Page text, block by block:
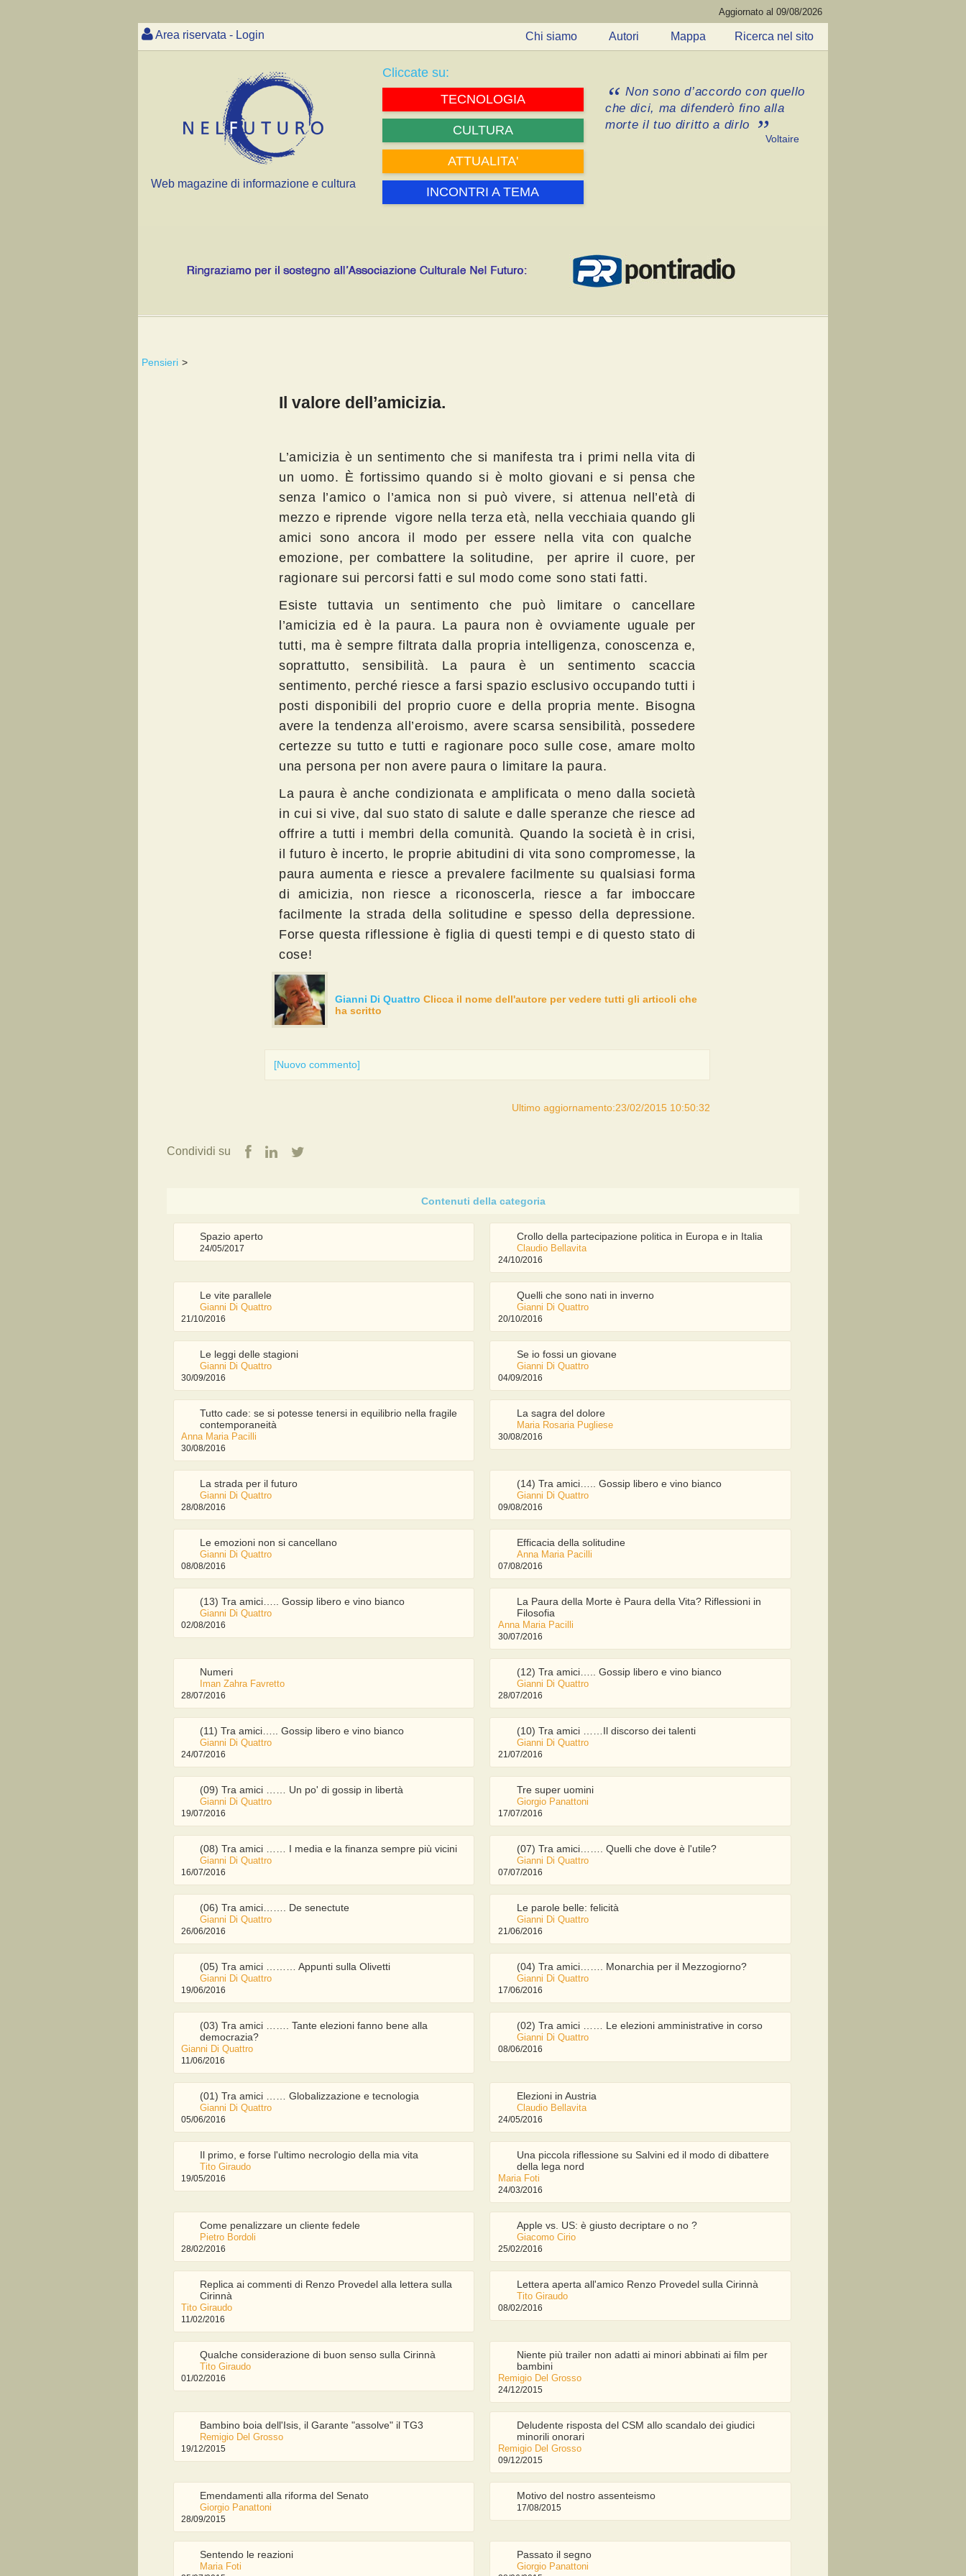
Aggiornato al 09/08/2026
Area riservata - Login Chi siamo Autori Mappa Ricerca nel sito
Web magazine di informazione e cultura
Cliccate su:
TECNOLOGIA
CULTURA
ATTUALITA'
INCONTRI A TEMA
Non sono d’accordo con quello
che dici, ma difenderò fino alla
morte il tuo diritto a dirlo
Voltaire
Pensieri >
Il valore dell’amicizia.
L’amicizia è un sentimento che si manifesta tra i primi nella vita di
un uomo. È fortissimo quando si è molto giovani e si pensa che
senza l’amico o l’amica non si può vivere, si attenua nell’età di
mezzo e riprende vigore nella terza età, nella vecchiaia quando gli
amici sono ancora il modo per essere nella vita con qualche
emozione, per combattere la solitudine, per aprire il cuore, per
ragionare sui percorsi fatti e sul modo come sono stati fatti.
Esiste tuttavia un sentimento che può limitare o cancellare
l’amicizia ed è la paura. La paura non è ovviamente uguale per
tutti, ma è sempre filtrata dalla propria intelligenza, conoscenza e,
soprattutto, sensibilità. La paura è un sentimento scaccia
sentimento, perché riesce a farsi spazio esclusivo occupando tutti i
posti disponibili del proprio cuore e della propria mente. Bisogna
avere la tendenza all’eroismo, avere scarsa sensibilità, possedere
certezze su tutto e tutti e ragionare poco sulle cose, amare molto
una persona per non avere paura o limitare la paura.
La paura è anche condizionata e amplificata o meno dalla società
in cui si vive, dal suo stato di salute e dalle speranze che riesce ad
offrire a tutti i membri della comunità. Quando la società è in crisi,
il futuro è incerto, le proprie abitudini di vita sono compromesse, la
paura aumenta e riesce a prevalere facilmente su qualsiasi forma
di amicizia, non riesce a riconoscerla, riesce a far imboccare
facilmente la strada della solitudine e spesso della depressione.
Forse questa riflessione è figlia di questi tempi e di questo stato di
cose!
Gianni Di Quattro Clicca il nome dell'autore per vedere tutti gli articoli che
ha scritto
[Nuovo commento]
Ultimo aggiornamento:23/02/2015 10:50:32
Condividi su
Spazio aperto
24/05/2017
Crollo della partecipazione politica in Europa e in Italia
Claudio Bellavita
24/10/2016
Le vite parallele
Gianni Di Quattro
21/10/2016
Quelli che sono nati in inverno
Gianni Di Quattro
20/10/2016
Le leggi delle stagioni
Gianni Di Quattro
30/09/2016
Se io fossi un giovane
Gianni Di Quattro
04/09/2016
Tutto cade: se si potesse tenersi in equilibrio nella fragile
contemporaneità
Anna Maria Pacilli
30/08/2016
La sagra del dolore
Maria Rosaria Pugliese
30/08/2016
La strada per il futuro
Gianni Di Quattro
28/08/2016
(14) Tra amici….. Gossip libero e vino bianco
Gianni Di Quattro
09/08/2016
Le emozioni non si cancellano
Gianni Di Quattro
08/08/2016
Efficacia della solitudine
Anna Maria Pacilli
07/08/2016
(13) Tra amici….. Gossip libero e vino bianco
Gianni Di Quattro
02/08/2016
La Paura della Morte è Paura della Vita? Riflessioni in
Filosofia
Anna Maria Pacilli
30/07/2016
Numeri
Iman Zahra Favretto
28/07/2016
(12) Tra amici….. Gossip libero e vino bianco
Gianni Di Quattro
28/07/2016
(11) Tra amici….. Gossip libero e vino bianco
Gianni Di Quattro
24/07/2016
(10) Tra amici ……Il discorso dei talenti
Gianni Di Quattro
21/07/2016
(09) Tra amici …… Un po' di gossip in libertà
Gianni Di Quattro
19/07/2016
Tre super uomini
Giorgio Panattoni
17/07/2016
(08) Tra amici …… I media e la finanza sempre più vicini
Gianni Di Quattro
16/07/2016
(07) Tra amici……. Quelli che dove è l'utile?
Gianni Di Quattro
07/07/2016
(06) Tra amici……. De senectute
Gianni Di Quattro
26/06/2016
Le parole belle: felicità
Gianni Di Quattro
21/06/2016
(05) Tra amici ……… Appunti sulla Olivetti
Gianni Di Quattro
19/06/2016
(04) Tra amici……. Monarchia per il Mezzogiorno?
Gianni Di Quattro
17/06/2016
(03) Tra amici ……. Tante elezioni fanno bene alla
democrazia?
Gianni Di Quattro
11/06/2016
(02) Tra amici …… Le elezioni amministrative in corso
Gianni Di Quattro
08/06/2016
(01) Tra amici …… Globalizzazione e tecnologia
Gianni Di Quattro
05/06/2016
Elezioni in Austria
Claudio Bellavita
24/05/2016
Il primo, e forse l'ultimo necrologio della mia vita
Tito Giraudo
19/05/2016
Una piccola riflessione su Salvini ed il modo di dibattere
della lega nord
Maria Foti
24/03/2016
Come penalizzare un cliente fedele
Pietro Bordoli
28/02/2016
Apple vs. US: è giusto decriptare o no ?
Giacomo Cirio
25/02/2016
Replica ai commenti di Renzo Provedel alla lettera sulla
Cirinnà
Tito Giraudo
11/02/2016
Lettera aperta all'amico Renzo Provedel sulla Cirinnà
Tito Giraudo
08/02/2016
Qualche considerazione di buon senso sulla Cirinnà
Tito Giraudo
01/02/2016
Niente più trailer non adatti ai minori abbinati ai film per
bambini
Remigio Del Grosso
24/12/2015
Bambino boia dell'Isis, il Garante "assolve" il TG3
Remigio Del Grosso
19/12/2015
Deludente risposta del CSM allo scandalo dei giudici
minorili onorari
Remigio Del Grosso
09/12/2015
Emendamenti alla riforma del Senato
Giorgio Panattoni
28/09/2015
Motivo del nostro assenteismo
17/08/2015
Sentendo le reazioni
Maria Foti
Passato il segno
Giorgio Panattoni